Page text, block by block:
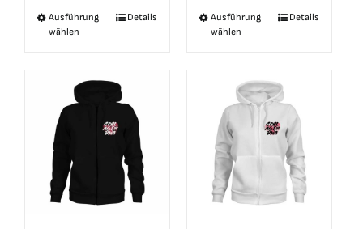
Ausführung
wählen
Dieses
mehrere
Varianten
auf.
Optionen
können
Details
Ausführung
wählen
Dieses
mehrere
Varianten
auf.
Die
Optionen
können
Details